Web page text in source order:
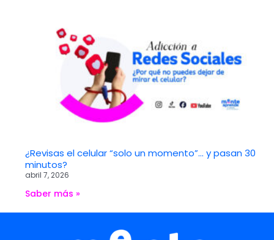
¿Revisas el celular “solo un momento”… y pasan 30
minutos?
abril 7, 2026
Saber más »